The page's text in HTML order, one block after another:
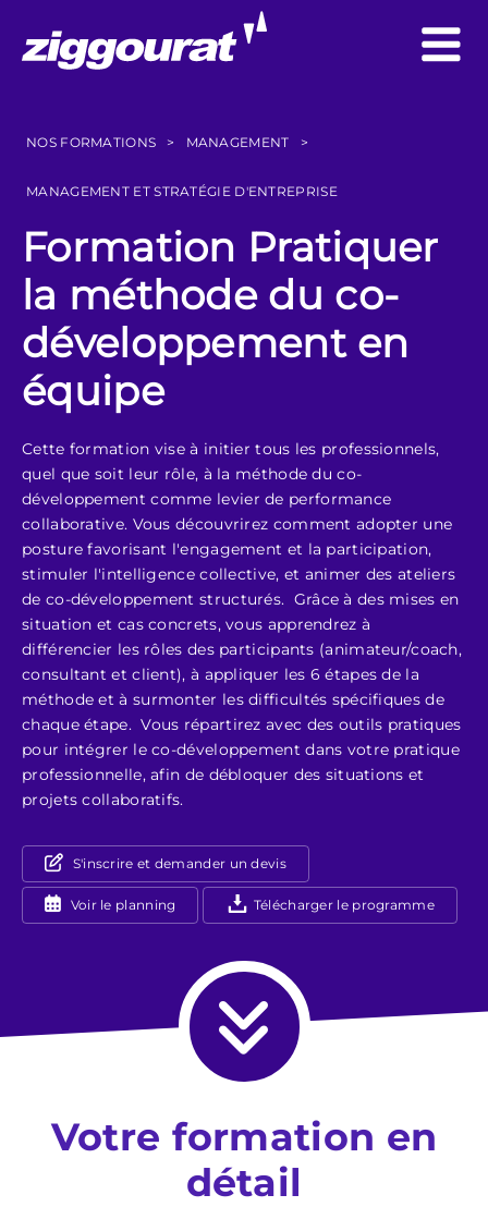
NOS FORMATIONS > MANAGEMENT >
MANAGEMENT ET STRATÉGIE D'ENTREPRISE
Formation Pratiquer
la méthode du co-
développement en
équipe
Cette formation vise à initier tous les professionnels,
quel que soit leur rôle, à la méthode du co-
développement comme levier de performance
collaborative. Vous découvrirez comment adopter une
posture favorisant l'engagement et la participation,
stimuler l'intelligence collective, et animer des ateliers
de co-développement structurés. Grâce à des mises en
situation et cas concrets, vous apprendrez à
différencier les rôles des participants (animateur/coach,
consultant et client), à appliquer les 6 étapes de la
méthode et à surmonter les difficultés spécifiques de
chaque étape. Vous répartirez avec des outils pratiques
pour intégrer le co-développement dans votre pratique
professionnelle, afin de débloquer des situations et
projets collaboratifs.
S'inscrire et demander un devis
Voir le planning Télécharger le programme
Votre formation en
détail